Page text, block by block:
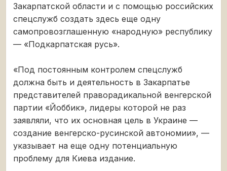
Закарпатской области и с помощью российских
спецслужб создать здесь еще одну
самопровозглашенную «народную» республику
— «Подкарпатская русь».
«Под постоянным контролем спецслужб
должна быть и деятельность в Закарпатье
представителей праворадикальной венгерской
партии «Йоббик», лидеры которой не раз
заявляли, что их основная цель в Украине —
создание венгерско-русинской автономии», —
указывает на еще одну потенциальную
проблему для Киева издание.